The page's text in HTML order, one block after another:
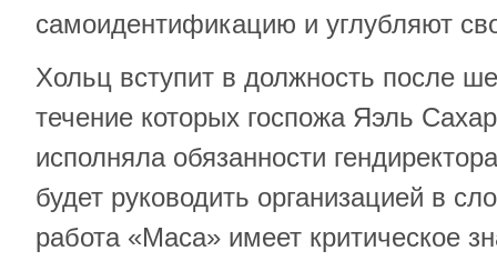
самоидентификацию и углубляют
Хольц вступит в должность после
течение которых госпожа Яэль
исполняла обязанности
будет руководить организацией в
работа «Маса» имеет критическое